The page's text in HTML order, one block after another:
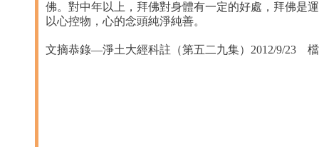
佛。對中年以上，拜佛對身體有一定的好處，拜佛是
以心控物，心的念頭純淨純善。
文摘恭錄—淨土大經科註（第五二九集）2012/9/23 檔